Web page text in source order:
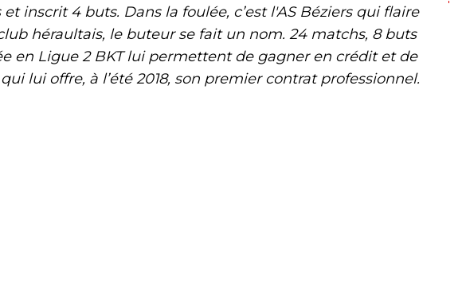
inscrit 4 buts. Dans la foulée, c’est l'AS Béziers qui flaire
héraultais, le buteur se fait un nom. 24 matchs, 8 buts
en Ligue 2 BKT lui permettent de gagner en crédit et de
lui offre, à l’été 2018, son premier contrat professionnel.